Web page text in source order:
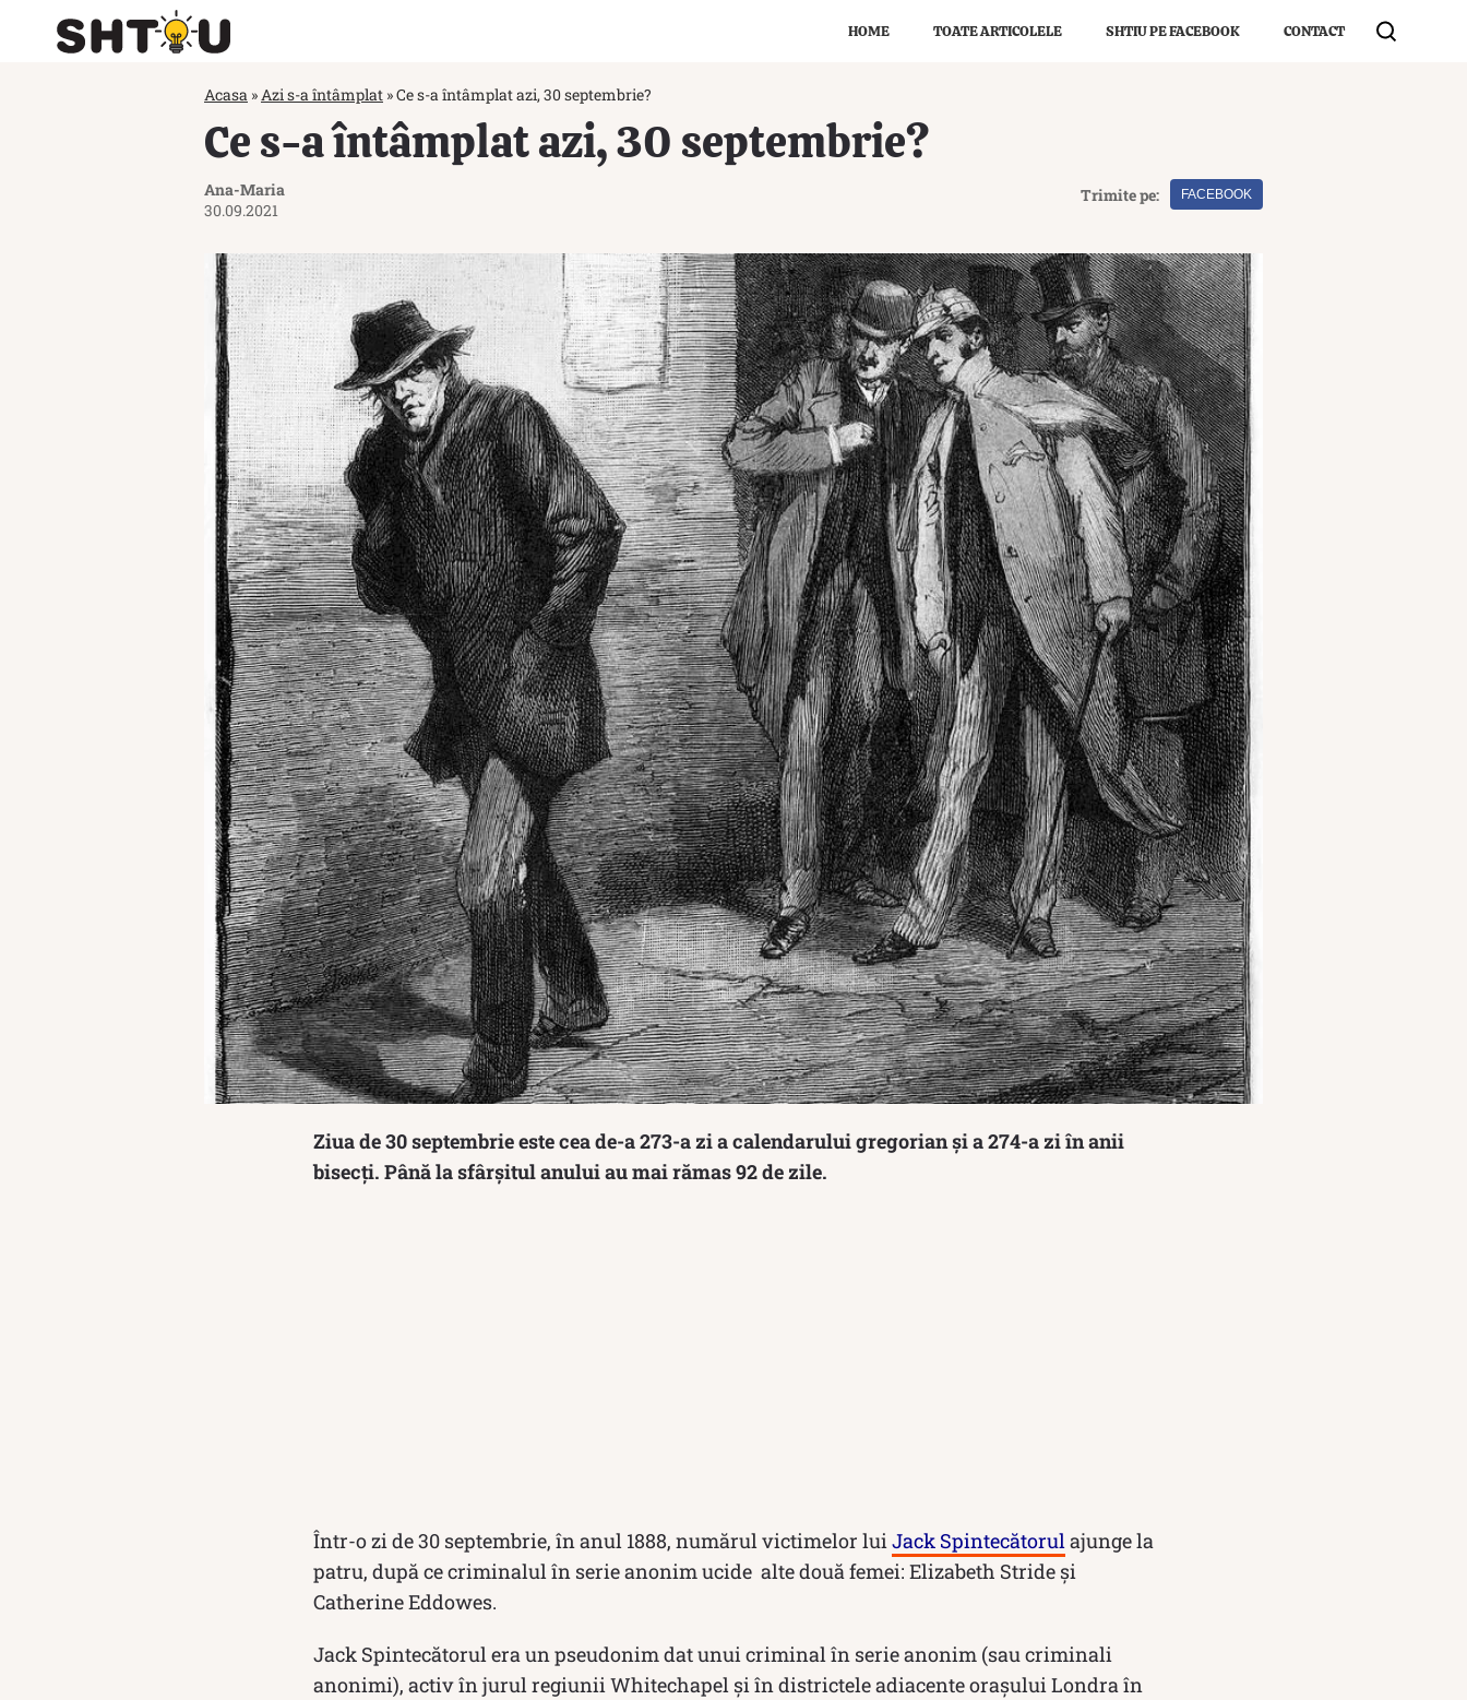
HOME TOATE ARTICOLELE SHTIU PE FACEBOOK CONTACT
Acasa »Azi s-a întâmplat »Ce s-a întâmplat azi, 30 septembrie?
Ce s-a întâmplat azi, 30 septembrie?
Ana-Maria
30.09.2021
Trimite pe: FACEBOOK
Ziua de 30 septembrie este cea de-a 273-a zi a calendarului gregorian și a 274-a zi în anii
bisecți. Până la sfârșitul anului au mai rămas 92 de zile.
Într-o zi de 30 septembrie, în anul 1888, numărul victimelor lui Jack Spintecătorul ajunge la
patru, după ce criminalul în serie anonim ucide alte două femei: Elizabeth Stride și
Catherine Eddowes.
Jack Spintecătorul era un pseudonim dat unui criminal în serie anonim (sau criminali
anonimi), activ în jurul regiunii Whitechapel și în districtele adiacente orașului Londra în